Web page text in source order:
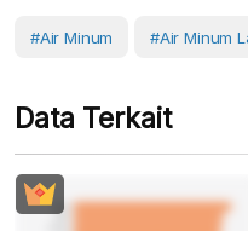
#Air Minum #Air Minum
Data Terkait